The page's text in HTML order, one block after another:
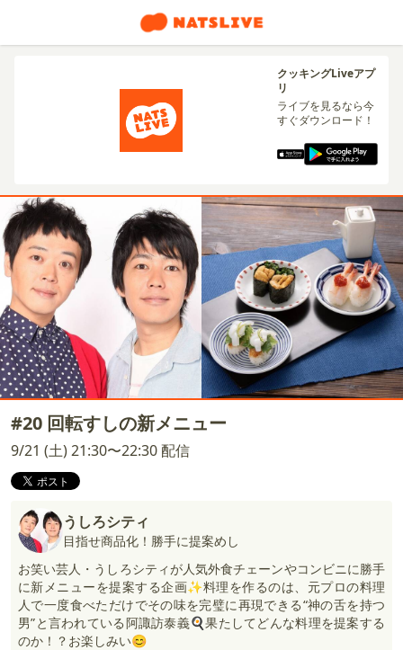
クッキングLiveアプ
リ
ライブを見るなら今
すぐダウンロード！
#20 回転すしの新メニュー
9/21 (土) 21:30〜22:30 配信
うしろシティ
目指せ商品化！勝手に提案めし
お笑い芸人・うしろシティが人気外食チェーンやコンビニに勝手
に新メニューを提案する企画✨料理を作るのは、元プロの料理
人で一度食べただけでその味を完璧に再現できる“神の舌を持つ
男”と言われている阿諏訪泰義🍳果たしてどんな料理を提案する
のか！？お楽しみい😊